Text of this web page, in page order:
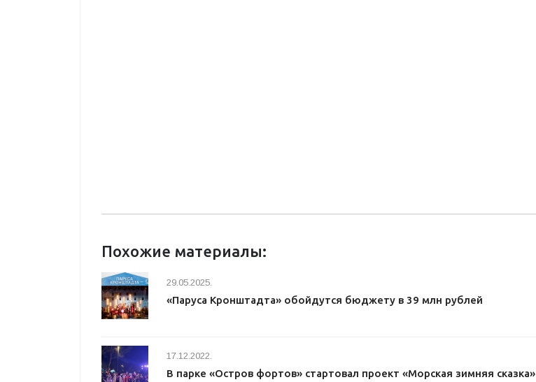
Похожие материалы:
29.05.2025.
«Паруса Кронштадта» обойдутся бюджету в 39 млн рублей
17.12.2022.
В парке «Остров фортов» стартовал проект «Морская зимняя сказка»